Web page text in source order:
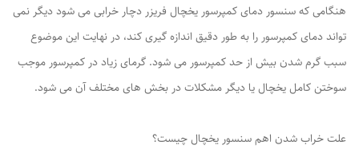
هنگامی که سنسور دمای کمپرسور یخچال فریزر دچار خرابی می شود دیگر نمی
تواند دمای کمپرسور را به طور دقیق اندازه گیری کند، در نهایت این موضوع
سبب گرم شدن بیش از حد کمپرسور می شود. گرمای زیاد در کمپرسور موجب
سوختن کامل یخچال یا دیگر مشکلات در بخش های مختلف آن می شود.
علت خراب شدن اهم سنسور یخچال چیست؟